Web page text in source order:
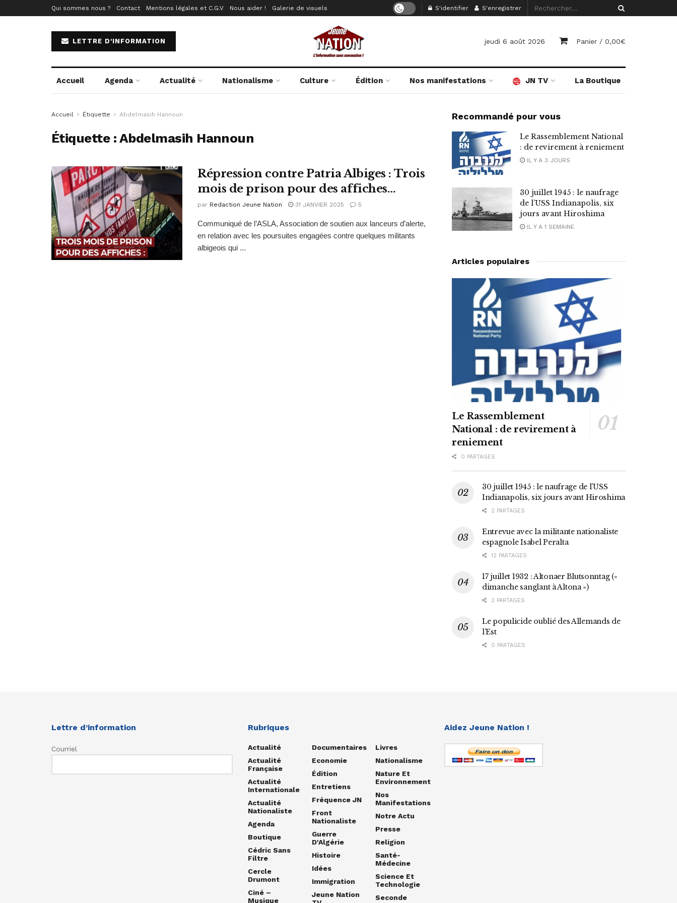
Qui sommes nous ? Contact Mentions légales et C.G.V Nous aider ! Galerie de visuels S'identifier S'enregistrer
LETTRE D'INFORMATION jeudi 6 août 2026 Panier / 0,00€
Accueil Agenda Actualité Nationalisme Culture Édition Nos manifestations JN TV La Boutique
Accueil Étiquette Abdelmasih Hannoun
Étiquette : Abdelmasih Hannoun
Répression contre Patria Albiges : Trois
mois de prison pour des affiches…
par Redaction Jeune Nation 31 JANVIER 2025 5
Communiqué de l’ASLA, Association de soutien aux lanceurs d’alerte,
en relation avec les poursuites engagées contre quelques militants
albigeois qui ...
Recommandé pour vous
Le Rassemblement National
: de revirement à reniement
IL Y A 3 JOURS
30 juillet 1945 : le naufrage
de l’USS Indianapolis, six
jours avant Hiroshima
IL Y A 1 SEMAINE
Articles populaires
Le Rassemblement
National : de revirement à
reniement
0 PARTAGES
30 juillet 1945 : le naufrage de l’USS
Indianapolis, six jours avant Hiroshima
2 PARTAGES
Entrevue avec la militante nationaliste
espagnole Isabel Peralta
12 PARTAGES
17 juillet 1932 : Altonaer Blutsonntag («
dimanche sanglant à Altona »)
2 PARTAGES
Le populicide oublié des Allemands de
l’Est
0 PARTAGES
Lettre d’information
Courriel
Rubriques
Actualité
Actualité
Française
Actualité
Internationale
Actualité
Nationaliste
Agenda
Boutique
Cédric Sans
Filtre
Cercle
Drumont
Ciné –
Musique
Documentaires
Economie
Édition
Entretiens
Fréquence JN
Front
Nationaliste
Guerre
D'Algérie
Histoire
Idées
Immigration
Jeune Nation
Livres
Nationalisme
Nature Et
Environnement
Nos
Manifestations
Notre Actu
Presse
Religion
Santé-
Médecine
Science Et
Technologie
Seconde
Aidez Jeune Nation !